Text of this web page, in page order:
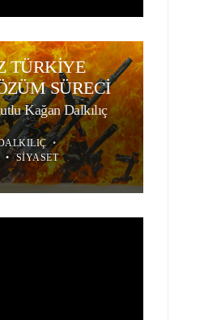
TÜRKİYE
SÜRECİ
Kağan Dalkılıç
•
• SIYASET